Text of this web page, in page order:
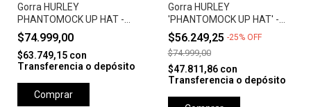
Gorra HURLEY
PHANTOMOCK UP HAT -
GREY
$74.999,00
$63.749,15 con
Transferencia o depósito
Comprar
Gorra HURLEY
'PHANTOMOCK UP HAT' -
UNIVERSTY RED
$56.249,25 -25% OFF
$74.999,00
$47.811,86 con
Transferencia o depósito